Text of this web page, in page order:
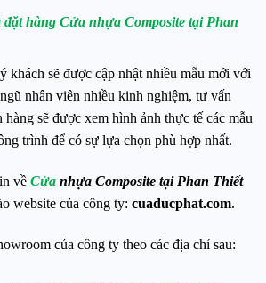
hàng Cửa nhựa Composite tại Phan
khách sẽ được cập nhật nhiều mẫu mới với
nhân viên nhiều kinh nghiệm, tư vấn
sẽ được xem hình ảnh thực tế các mẫu
trình để có sự lựa chọn phù hợp nhất.
về Cửa nhựa Composite tại Phan Thiết
website của công ty: cuaducphat.com.
của công ty theo các địa chỉ sau: